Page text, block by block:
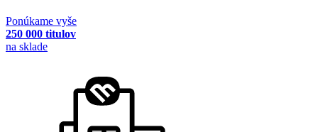
Ponúkame vyše
250 000 titulov
na sklade